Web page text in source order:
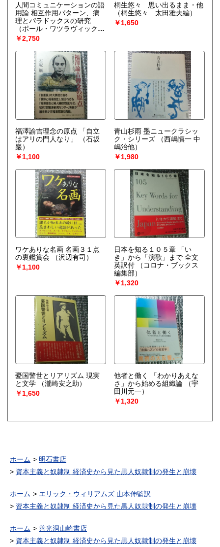
人間コミュニケーションの語
用論 相互作用パターン、病
理とパラドックスの研究
（ポール・ワツラヴィック他
山本和郎監訳 尾川丈一訳）
￥2,750
桐生悠々 思い出るまま・他
（桐生悠々 太田雅夫編）
￥1,650
福澤諭吉理念の原点 「自立
はアリの門人なり」
（石坂
巖）
￥1,100
青山杉雨 墨ニュークラシッ
ク・シリーズ
（西嶋慎一 中
嶋治他）
￥1,980
ワケありな名画 名画３１点
の裏鑑賞会
（沢辺有司）
￥1,100
日本を知る１０５章 「い
き」から「演歌」まで 全文
英訳付
（コロナ・ブックス
編集部）
￥1,320
憂国警世とリアリズム 現実
と文学
（瀧崎安之助）
￥1,650
他者と働く 「わかりあえな
さ」から始める組織論
（宇
田川元一）
￥1,320
ホーム
明石書店
資本主義と奴隷制 経済史から見た黒人奴隷制の発生と崩壊
ホーム
エリック・ウィリアムズ 山本伸監訳
資本主義と奴隷制 経済史から見た黒人奴隷制の発生と崩壊
ホーム
善光洞山崎書店
資本主義と奴隷制 経済史から見た黒人奴隷制の発生と崩壊